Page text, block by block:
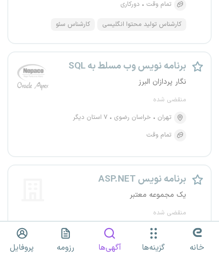
تمام وقت
دورکاری
کارشناس تولید محتوا انگلیسی کارشناس سئو
برنامه نویس وب مسلط به SQL
نگار پردازان البرز
منقضی شده
تهران
خراسان رضوی
۷ استان دیگر
تمام وقت
برنامه نویس ASP.NET
یک مجموعه معتبر
منقضی شده
خراسان شمالی
تمام وقت
خانه گزینه‌ها آگهی‌ها رزومه پروفایل